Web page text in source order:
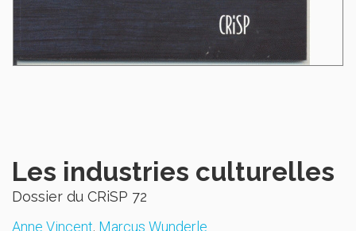
Les industries culturelles
Dossier du CRiSP 72
Anne Vincent, Marcus Wunderle